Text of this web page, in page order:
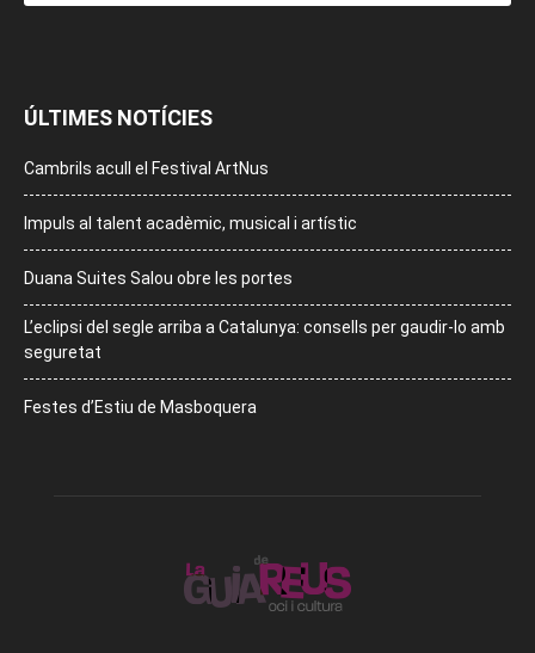
ÚLTIMES NOTÍCIES
Cambrils acull el Festival ArtNus
Impuls al talent acadèmic, musical i artístic
Duana Suites Salou obre les portes
L’eclipsi del segle arriba a Catalunya: consells per gaudir-lo amb
seguretat
Festes d’Estiu de Masboquera